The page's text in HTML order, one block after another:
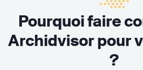
Pourquoi faire
Archidvisor pour
?